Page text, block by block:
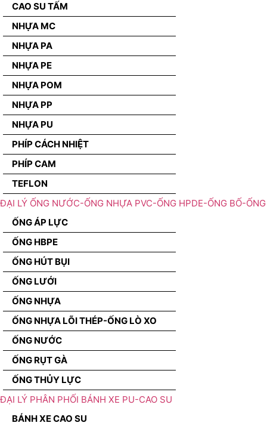
CAO SU TẤM
NHỰA MC
NHỰA PA
NHỰA PE
NHỰA POM
NHỰA PP
NHỰA PU
PHÍP CÁCH NHIỆT
PHÍP CAM
TEFLON
ĐẠI LÝ ỐNG NƯỚC-ỐNG NHỰA PVC-ỐNG HPDE-ỐNG BỐ-
ỐNG ÁP LỰC
ỐNG HBPE
ỐNG HÚT BỤI
ỐNG LƯỚI
ỐNG NHỰA
ỐNG NHỰA LÕI THÉP-ỐNG LÒ XO
ỐNG NƯỚC
ỐNG RỤT GÀ
ỐNG THỦY LỰC
ĐẠI LÝ PHÂN PHỐI BÁNH XE PU-CAO SU
BÁNH XE CAO SU